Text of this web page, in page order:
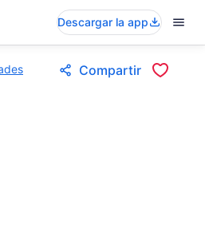
Descargar la app
Compartir